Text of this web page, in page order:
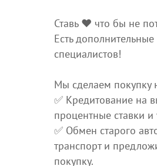
Ставь ❤️ что бы не
Есть
специалистов!
Мы сделаем покупку
✅ Кредитование на
процентные ставки
✅ Обмен старого
транспорт и
покупку.